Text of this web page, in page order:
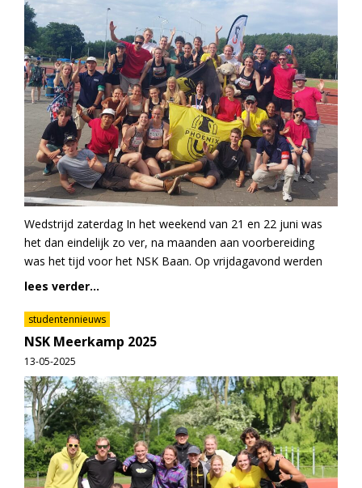
Wedstrijd zaterdag In het weekend van 21 en 22 juni was
het dan eindelijk zo ver, na maanden aan voorbereiding
was het tijd voor het NSK Baan. Op vrijdagavond werden
lees verder...
studentennieuws
NSK Meerkamp 2025
13-05-2025